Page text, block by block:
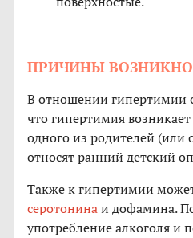
ПРИЧИНЫ
В отношении гипертимии
что гипертимия
одного из родителей
относят ранний детский
Также к гипертимии
серотонинаи дофамина.
употребление алкоголя и